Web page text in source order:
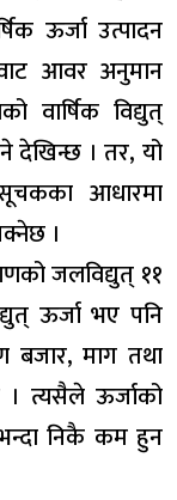
ऊर्जा उत्पादन
आवर अनुमान
वार्षिक विद्युत्
देखिन्छ । तर, यो
आधारमा
।
जलविद्युत् ११
ऊर्जा भए पनि
बजार, माग तथा
। त्यसैले ऊर्जाको
निकै कम हुन